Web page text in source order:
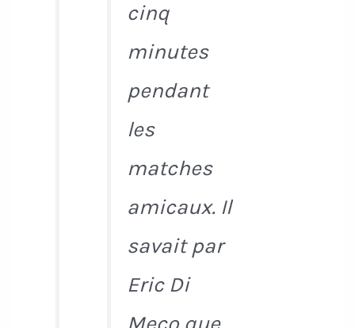
cinq
minutes
pendant
les
matches
amicaux. Il
savait par
Eric Di